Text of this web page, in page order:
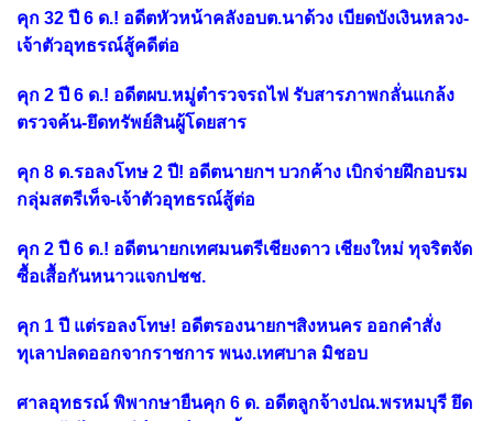
คุก 32 ปี 6 ด.! อดีตหัวหน้าคลังอบต.นาด้วง เบียดบังเงินหลวง-
เจ้าตัวอุทธรณ์สู้คดีต่อ
คุก 2 ปี 6 ด.! อดีตผบ.หมู่ตำรวจรถไฟ รับสารภาพกลั่นแกล้ง
ตรวจค้น-ยึดทรัพย์สินผู้โดยสาร
คุก 8 ด.รอลงโทษ 2 ปี! อดีตนายกฯ บวกค้าง เบิกจ่ายฝึกอบรม
กลุ่มสตรีเท็จ-เจ้าตัวอุทธรณ์สู้ต่อ
คุก 2 ปี 6 ด.! อดีตนายกเทศมนตรีเชียงดาว เชียงใหม่ ทุจริตจัด
ซื้อเสื้อกันหนาวแจกปชช.
คุก 1 ปี แต่รอลงโทษ! อดีตรองนายกฯสิงหนคร ออกคำสั่ง
ทุเลาปลดออกจากราชการ พนง.เทศบาล มิชอบ
ศาลอุทธรณ์ พิพากษายืนคุก 6 ด. อดีตลูกจ้างปณ.พรหมบุรี ยึด